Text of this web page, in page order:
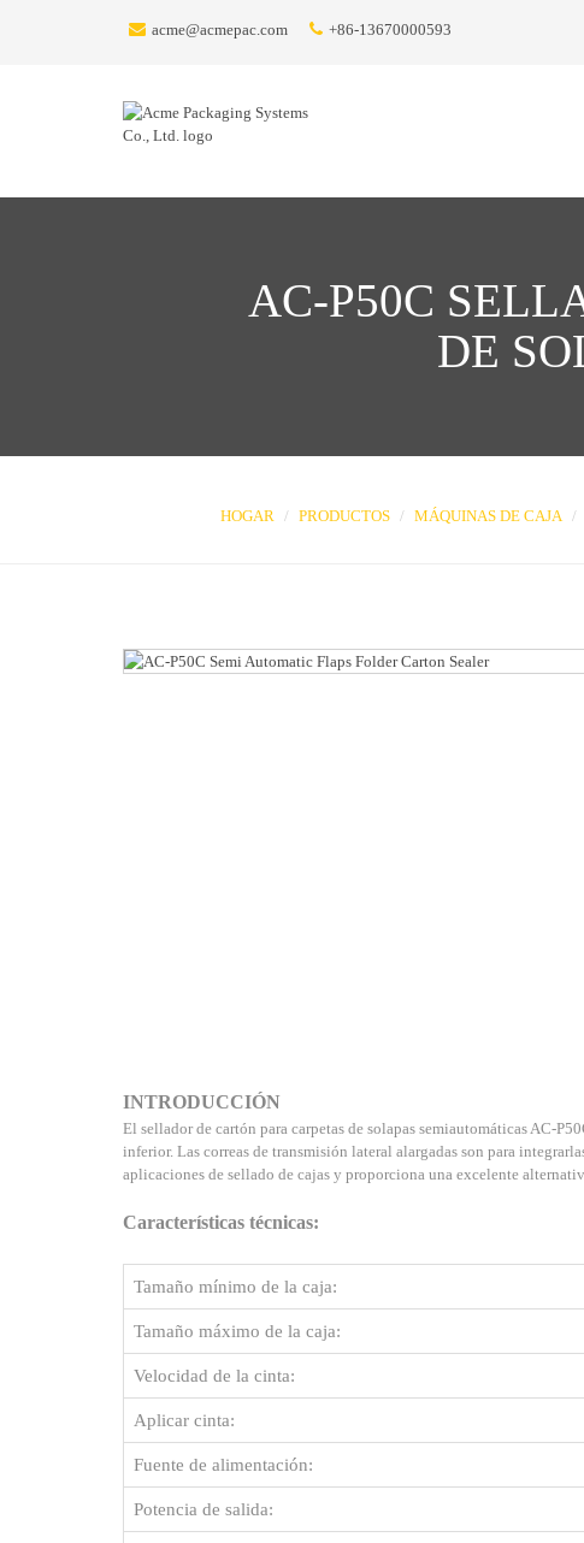
acme@acmepac.com +86-13670000593
AC-P50C
DE
HOGAR PRODUCTOS MÁQUINAS DE CAJA
INTRODUCCIÓN
El sellador de cartón para carpetas de solapas semiautomáticas AC-
inferior. Las correas de transmisión lateral alargadas son para
aplicaciones de sellado de cajas y proporciona una excelente
Características técnicas:
Tamaño mínimo de la caja:
Tamaño máximo de la caja:
Velocidad de la cinta:
Aplicar cinta:
Fuente de alimentación:
Potencia de salida: